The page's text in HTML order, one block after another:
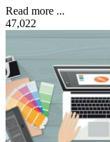
Read more ...
47,022